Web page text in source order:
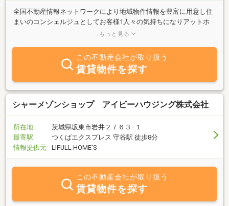
全国不動産情報ネットワークにより地域物件情報を豊富に用意し住
まいのコンシェルジュとしてお客様1人々の気持ちになりアットホ
ームな雰囲気の中で安心してお部屋が探せます。経験豊富な当店ス
もっと見る
この不動産会社が取り扱う
賃貸物件を探す
シャーメゾンショップ アイビーハウジング株式会社
所在地
茨城県坂東市岩井２７６３−１
最寄駅
つくばエクスプレス 守谷駅 徒歩8分
情報提供元
LIFULL HOME'S
この不動産会社が取り扱う
賃貸物件を探す